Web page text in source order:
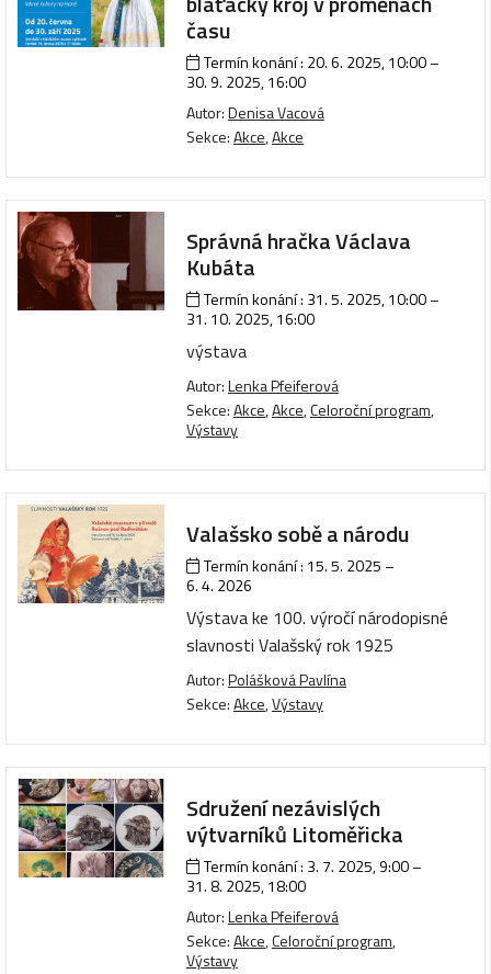
času
Termín konání : 20. 6. 2025, 10:00–
30. 9. 2025, 16:00
Autor:Denisa Vacová
Sekce:Akce,Akce
Správná hračka Václava
Kubáta
Termín konání : 31. 5. 2025, 10:00–
31. 10. 2025, 16:00
výstava
Autor:Lenka Pfeiferová
Sekce:Akce,Akce,Celoroční program,
Výstavy
Valašsko sobě a národu
Termín konání : 15. 5. 2025 –
6. 4. 2026
Výstava ke 100. výročí národopisné
slavnosti Valašský rok 1925
Autor:Polášková Pavlína
Sekce:Akce,Výstavy
Sdružení nezávislých
výtvarníků Litoměřicka
Termín konání : 3. 7. 2025, 9:00–
31. 8. 2025, 18:00
Autor:Lenka Pfeiferová
Sekce:Akce,Celoroční program,
Výstavy